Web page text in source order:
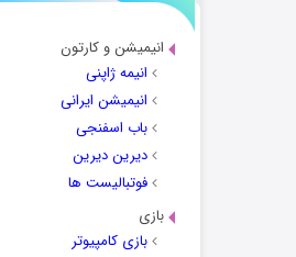
انیمیشن و کارتون
انیمه ژاپنی
انیمیشن ایرانی
باب اسفنجی
دیرین دیرین
فوتبالیست ها
بازی
بازی کامپیوتر